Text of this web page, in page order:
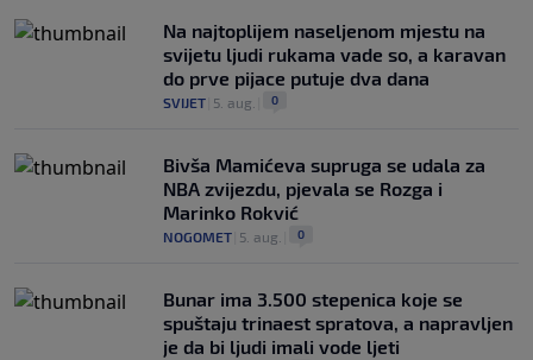
Na najtoplijem naseljenom mjestu na
svijetu ljudi rukama vade so, a karavan
do prve pijace putuje dva dana
SVIJET 5. aug. 0
Bivša Mamićeva supruga se udala za
NBA zvijezdu, pjevala se Rozga i
Marinko Rokvić
NOGOMET 5. aug. 0
Bunar imа 3.500 stepenica koje se
spuštaju trinaest spratova, a napravljen
je da bi ljudi imali vode ljeti